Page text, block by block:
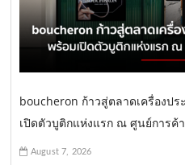
boucheron ก้าวสู่ตลาดเครื่องป
เปิดตัวบูติกแห่งแรก ณ ศูนย์การค้
August 7, 2026